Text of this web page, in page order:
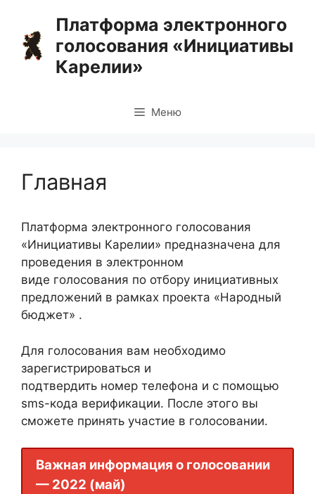
содержимому
Платформа электронного
голосования «Инициативы
Карелии»
Меню
Главная
Платформа электронного голосования
«Инициативы Карелии» предназначена для
проведения в электронном
виде голосования по отбору инициативных
предложений в рамках проекта «Народный
бюджет» .
Для голосования вам необходимо
зарегистрироваться и
подтвердить номер телефона и с помощью
sms-кода верификации. После этого вы
сможете принять участие в голосовании.
Важная информация о голосовании
— 2022 (май)